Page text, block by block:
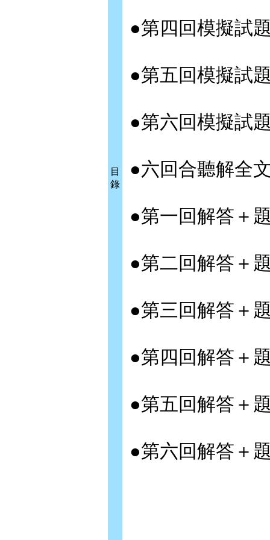
目
錄
●第四回模擬試
●第五回模擬試
●第六回模擬試
●六回合聽解全
●第一回解答＋
●第二回解答＋
●第三回解答＋
●第四回解答＋
●第五回解答＋
●第六回解答＋